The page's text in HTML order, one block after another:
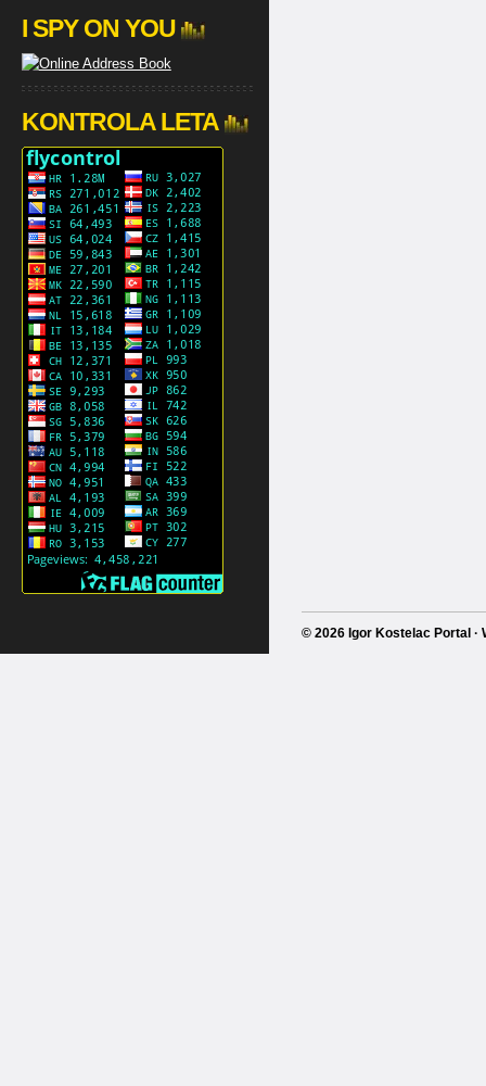
I SPY ON YOU
KONTROLA LETA
© 2026 Igor Kostelac Portal